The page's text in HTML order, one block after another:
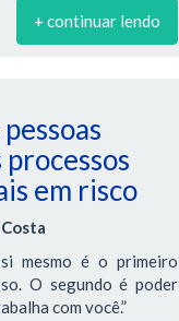
+ continuar lendo
processos
em risco
mesmo é o primeiro
O segundo é poder
com você.”